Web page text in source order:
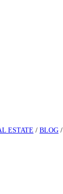
ESTATE / BLOG /